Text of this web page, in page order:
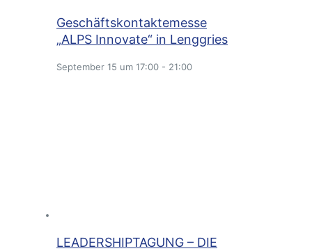
Geschäftskontaktemesse
„ALPS Innovate“ in Lenggries
September 15 um 17:00 - 21:00
LEADERSHIPTAGUNG – DIE